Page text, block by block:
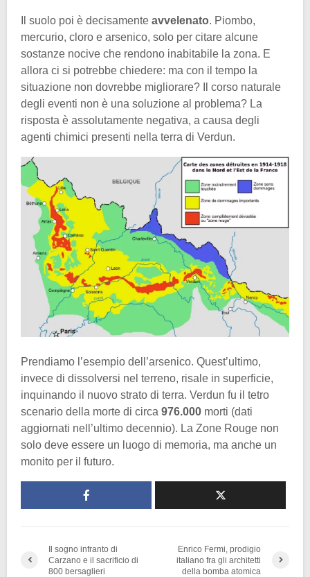
Il suolo poi è decisamente avvelenato. Piombo,
mercurio, cloro e arsenico, solo per citare alcune
sostanze nocive che rendono inabitabile la zona. E
allora ci si potrebbe chiedere: ma con il tempo la
situazione non dovrebbe migliorare? Il corso naturale
degli eventi non è una soluzione al problema? La
risposta è assolutamente negativa, a causa degli
agenti chimici presenti nella terra di Verdun.
Prendiamo l’esempio dell’arsenico. Quest’ultimo,
invece di dissolversi nel terreno, risale in superficie,
inquinando il nuovo strato di terra. Verdun fu il tetro
scenario della morte di circa 976.000 morti (dati
aggiornati nell’ultimo decennio). La Zone Rouge non
solo deve essere un luogo di memoria, ma anche un
monito per il futuro.
Il sogno infranto di
Carzano e il sacrificio di
800 bersaglieri
Enrico Fermi, prodigio
italiano fra gli architetti
della bomba atomica